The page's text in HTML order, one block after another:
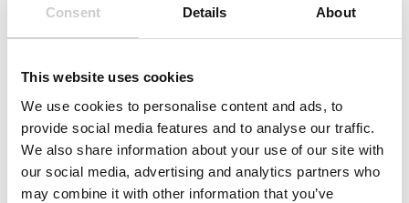
Consent Details About
This website uses cookies
We use cookies to personalise content and ads, to
provide social media features and to analyse our traffic.
We also share information about your use of our site with
our social media, advertising and analytics partners who
may combine it with other information that you’ve
Warum eUICC wichtig ist
Der Bedarf an flexibler und skalierbarer Konnektivität wächst
im IoT. eUICC ermöglicht es, Geräte aus der Ferne zu
verwalten und anzupassen, ohne physische Eingriffe.
Dadurch wird es einfacher, internationale und großskalige
IoT-Deployments umzusetzen.